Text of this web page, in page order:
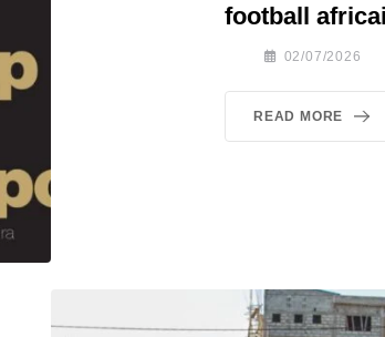
football
02/07/2026
READ MORE